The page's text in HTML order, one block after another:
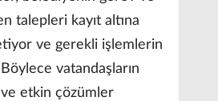
talepleri kayıt altına
ve gerekli işlemlerin
Böylece vatandaşların
ve etkin çözümler